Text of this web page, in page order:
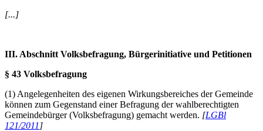
[...]
III. Abschnitt Volksbefragung, Bürgerinitiative und Petitionen
§ 43 Volksbefragung
(1) Angelegenheiten des eigenen Wirkungsbereiches der Gemeinde
können zum Gegenstand einer Befragung der wahlberechtigten
Gemeindebürger (Volksbefragung) gemacht werden. [LGBl
121/2011 ]